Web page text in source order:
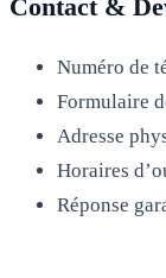
Contact &
Numéro de
Formulaire
Adresse
Horaires
Réponse